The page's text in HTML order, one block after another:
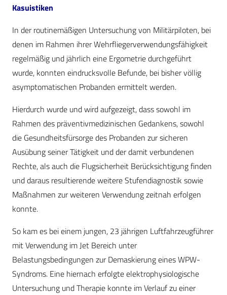
Kasuistiken
In der routinemäßigen Untersuchung von Militärpiloten, bei
denen im Rahmen ihrer Wehrfliegerverwendungsfähigkeit
regelmäßig und jährlich eine Ergometrie durchgeführt
wurde, konnten eindrucksvolle Befunde, bei bisher völlig
asymptomatischen Probanden ermittelt werden.
Hierdurch wurde und wird aufgezeigt, dass sowohl im
Rahmen des präventivmedizinischen Gedankens, sowohl
die Gesundheitsfürsorge des Probanden zur sicheren
Ausübung seiner Tätigkeit und der damit verbundenen
Rechte, als auch die Flugsicherheit Berücksichtigung finden
und daraus resultierende weitere Stufendiagnostik sowie
Maßnahmen zur weiteren Verwendung zeitnah erfolgen
konnte.
So kam es bei einem jungen, 23 jährigen Luftfahrzeugführer
mit Verwendung im Jet Bereich unter
Belastungsbedingungen zur Demaskierung eines WPW-
Syndroms. Eine hiernach erfolgte elektrophysiologische
Untersuchung und Therapie konnte im Verlauf zu einer